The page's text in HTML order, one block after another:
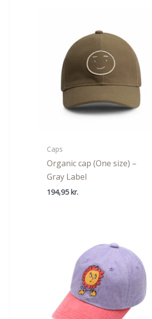
Caps
Organic cap (One size) –
Gray Label
194,95kr.